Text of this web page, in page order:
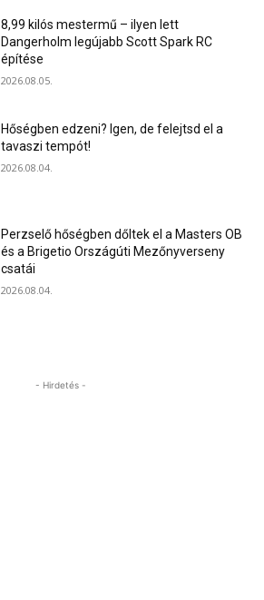
8,99 kilós mestermű – ilyen lett
Dangerholm legújabb Scott Spark RC
építése
2026.08.05.
Hőségben edzeni? Igen, de felejtsd el a
tavaszi tempót!
2026.08.04.
Perzselő hőségben dőltek el a Masters OB
és a Brigetio Országúti Mezőnyverseny
csatái
2026.08.04.
- Hirdetés -